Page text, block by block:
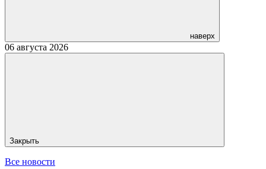
наверх
06 августа 2026
Закрыть
Все новости